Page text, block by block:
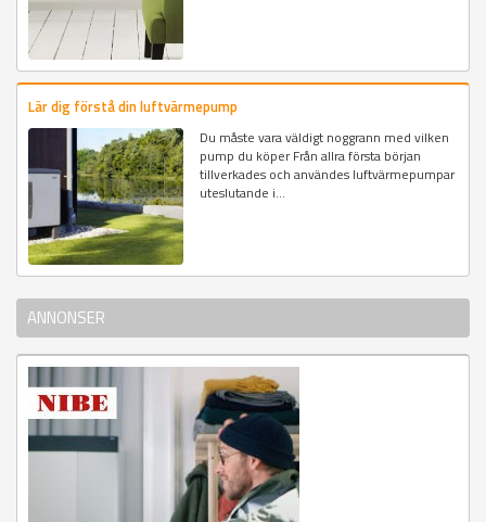
Lär dig förstå din luftvärmepump
Du måste vara väldigt noggrann med vilken
pump du köper Från allra första början
tillverkades och användes luftvärmepumpar
uteslutande i...
ANNONSER